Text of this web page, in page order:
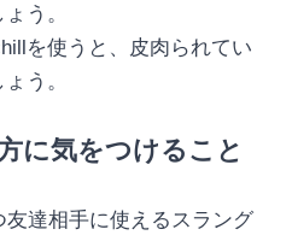
う。
を使うと、皮肉られてい
う。
に気をつけること
達相手に使えるスラング